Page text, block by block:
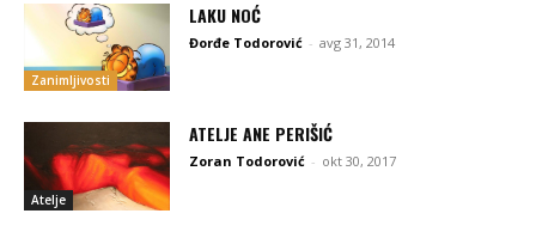
Zanimljivosti
LAKU NOĆ
Đorđe Todorović - avg 31, 2014
Atelje
ATELJE ANE PERIŠIĆ
Zoran Todorović - okt 30, 2017